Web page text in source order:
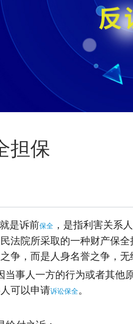
担保
就是诉前保全 ，是指利害关系
法院所采取的一种财产保
争，而是人身名誉之争，
事人一方的行为或者其他
可以申请诉讼保全。